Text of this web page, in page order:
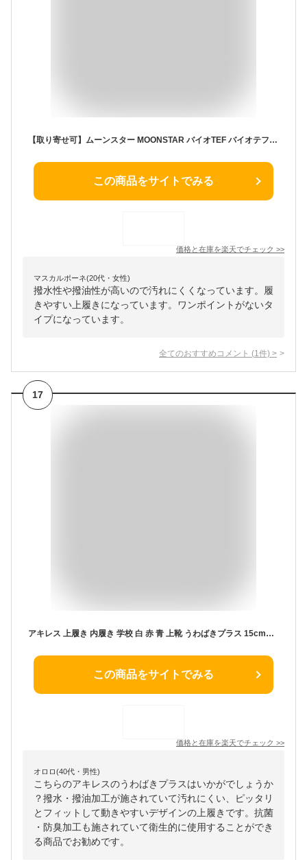
【取り寄せ可】ムーンスター MOONSTAR バイオTEF バイオテフ スリッポン スリップオン 23.0cm～24.5cm テフロン加工 汚れにくい 防汚 撥水 撥油 うわばき 内履き 上靴 白 シロ (ホワイト) TEF01 上履き レディース キッズ ジュニア 子供 男の子 女の子 シューズ
この商品をサイトでみる
価格と在庫を楽天でチェック >>
マスカルポーネ(20代・女性)
撥水性や撥油性が高いので汚れにくくなっています。履
きやすい上履きになっています。ワンポイントがないタ
イプになっています。
全てのおすすめコメント (1 件) >
17
アキレス 上履き 内履き 学校 白 赤 青 上靴 うわばきプラス 15cm〜26cm 小学生 小学校 中学校 校内履き スクールシューズ 子供 日本製 内ズック 16cm 17cm 18cm 19cm 20cm 21cm 22cm 23cm 24cm 25cm (送料無料)【取寄せ】
この商品をサイトでみる
価格と在庫を楽天でチェック >>
オロロ(40代・男性)
こちらのアキレスのうわばきプラスはいかがでしょうか
？撥水・撥油加工が施されていて汚れにくい、ピッタリ
とフィットして動きやすいデザインの上履きです。抗菌
・防臭加工も施されていて衛生的に使用することができ
る商品でお勧めです。